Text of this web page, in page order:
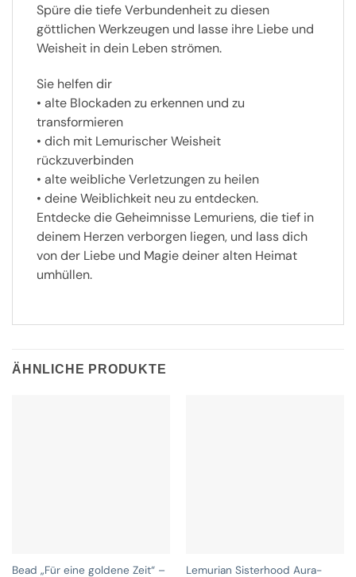
Spüre die tiefe Verbundenheit zu diesen
göttlichen Werkzeugen und lasse ihre Liebe und
Weisheit in dein Leben strömen.
Sie helfen dir
• alte Blockaden zu erkennen und zu
transformieren
• dich mit Lemurischer Weisheit
rückzuverbinden
• alte weibliche Verletzungen zu heilen
• deine Weiblichkeit neu zu entdecken.
Entdecke die Geheimnisse Lemuriens, die tief in
deinem Herzen verborgen liegen, und lass dich
von der Liebe und Magie deiner alten Heimat
umhüllen.
ÄHNLICHE PRODUKTE
Bead „Für eine goldene Zeit“ –
Lemurian Sisterhood Aura-